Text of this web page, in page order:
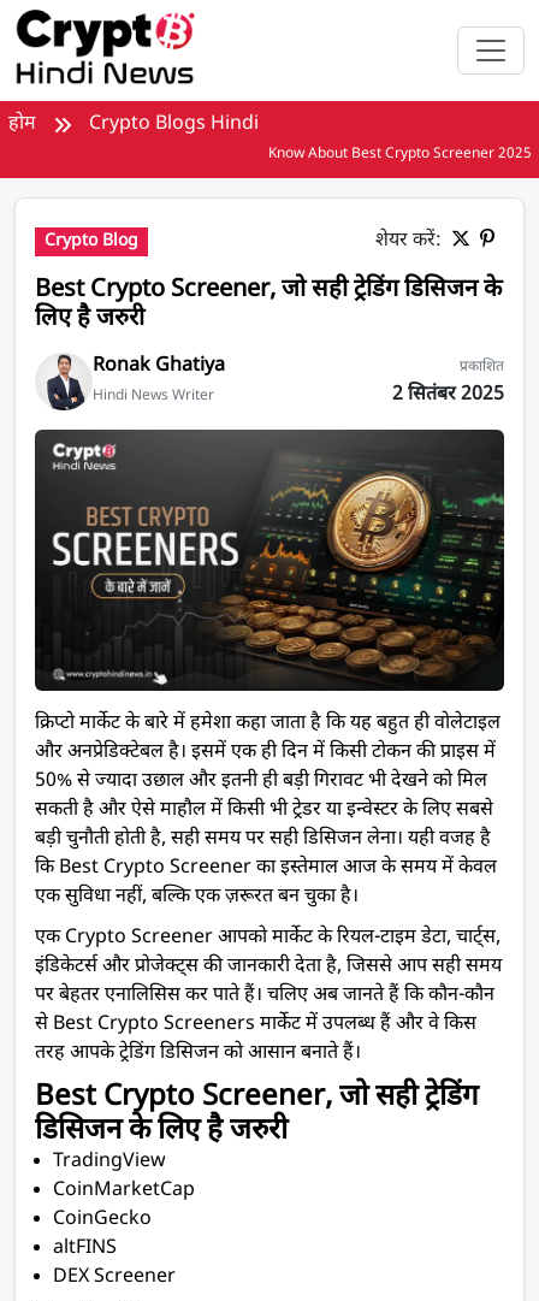
मुख्य सामग्री पर जाएँ
होम Crypto Blogs Hindi
Know About Best Crypto Screener 2025
Crypto Blog शेयर करें:
Best Crypto Screener, जो सही ट्रेडिंग डिसिजन के
लिए है जरुरी
Ronak Ghatiya
Hindi News Writer
प्रकाशित
2 सितंबर 2025
Best Crypto Screeners के बारे में जानें
क्रिप्टो मार्केट के बारे में हमेशा कहा जाता है कि यह बहुत ही वोलेटाइल
और अनप्रेडिक्टेबल है। इसमें एक ही दिन में किसी टोकन की प्राइस में
50% से ज्यादा उछाल और इतनी ही बड़ी गिरावट भी देखने को मिल
सकती है और ऐसे माहौल में किसी भी ट्रेडर या इन्वेस्टर के लिए सबसे
बड़ी चुनौती होती है, सही समय पर सही डिसिजन लेना। यही वजह है
कि Best Crypto Screener का इस्तेमाल आज के समय में केवल
एक सुविधा नहीं, बल्कि एक ज़रूरत बन चुका है।
एक Crypto Screener आपको मार्केट के रियल-टाइम डेटा, चार्ट्स,
इंडिकेटर्स और प्रोजेक्ट्स की जानकारी देता है, जिससे आप सही समय
पर बेहतर एनालिसिस कर पाते हैं। चलिए अब जानते हैं कि कौन-कौन
से Best Crypto Screeners मार्केट में उपलब्ध हैं और वे किस
तरह आपके ट्रेडिंग डिसिजन को आसान बनाते हैं।
Best Crypto Screener, जो सही ट्रेडिंग
डिसिजन के लिए है जरुरी
TradingView
CoinMarketCap
CoinGecko
altFINS
DEX Screener